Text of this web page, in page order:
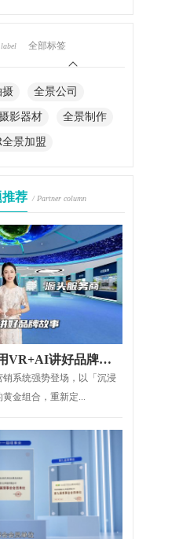
全部标签
摄 全景公司
影器材 全景制作
全景加盟
荐 / Partner column
酷雷曼 5.0 系统，用VR+AI讲好品牌故事
系统强势登场，以「沉浸
金组合，重新定...